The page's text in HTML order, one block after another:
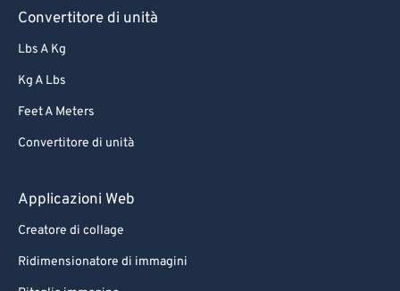
Convertitore di unità
Lbs A Kg
Kg A Lbs
Feet A Meters
Convertitore di unità
Applicazioni Web
Creatore di collage
Ridimensionatore di immagini